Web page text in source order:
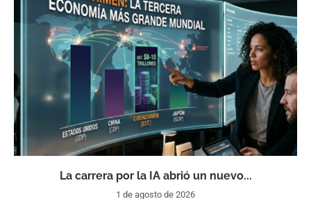
La carrera por la IA abrió un nuevo...
1 de agosto de 2026